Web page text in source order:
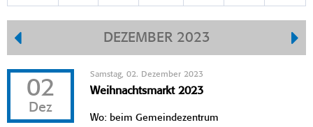
DEZEMBER 2023
02
Dez
Samstag, 02. Dezember 2023
Weihnachtsmarkt 2023
Wo: beim Gemeindezentrum